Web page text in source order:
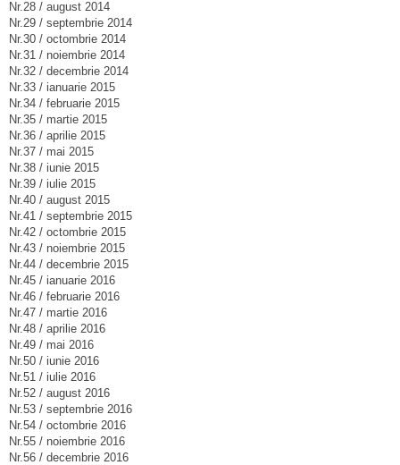
Nr.28 / august 2014
Nr.29 / septembrie 2014
Nr.30 / octombrie 2014
Nr.31 / noiembrie 2014
Nr.32 / decembrie 2014
Nr.33 / ianuarie 2015
Nr.34 / februarie 2015
Nr.35 / martie 2015
Nr.36 / aprilie 2015
Nr.37 / mai 2015
Nr.38 / iunie 2015
Nr.39 / iulie 2015
Nr.40 / august 2015
Nr.41 / septembrie 2015
Nr.42 / octombrie 2015
Nr.43 / noiembrie 2015
Nr.44 / decembrie 2015
Nr.45 / ianuarie 2016
Nr.46 / februarie 2016
Nr.47 / martie 2016
Nr.48 / aprilie 2016
Nr.49 / mai 2016
Nr.50 / iunie 2016
Nr.51 / iulie 2016
Nr.52 / august 2016
Nr.53 / septembrie 2016
Nr.54 / octombrie 2016
Nr.55 / noiembrie 2016
Nr.56 / decembrie 2016